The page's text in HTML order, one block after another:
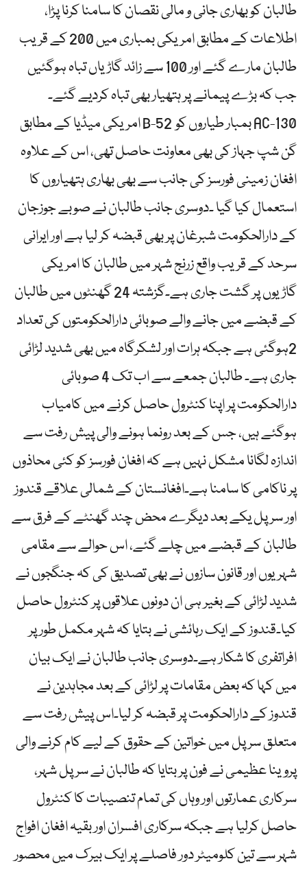
طالبان کو بھاری جانی و مالی نقصان کا سامنا کرنا پڑا،
اطلاعات کے مطابق امریکی بمباری میں 200 کے قریب
طالبان مارے گئے اور 100 سے زائد گاڑیاں تباہ ہوگئیں
جب کہ بڑے پیمانے پر ہتھیار بھی تباہ کردیے گئے۔
امریکی میڈیا کے مطابق B-52 بمبار طیاروں کو AC-130
گن شپ جہاز کی بھی معاونت حاصل تھی، اس کے علاوہ
افغان زمینی فورسز کی جانب سے بھی بھاری ہتھیاروں کا
استعمال کیا گیا ۔دوسری جانب طالبان نے صوبے جوزجان
کے دارالحکومت شبرغان پر بھی قبضہ کر لیا ہے اور ایرانی
سرحد کے قریب واقع زرنج شہر میں طالبان کا امریکی
گاڑیوں پر گشت جاری ہے۔گزشتہ 24 گھنٹوں میں طالبان
کے قبضے میں جانے والے صوبائی دارالحکومتوں کی تعداد
2ہوگئی ہے جبکہ ہرات اور لشکرگاہ میں بھی شدید لڑائی
جاری ہے۔ طالبان جمعے سے اب تک 4 صوبائی
دارالحکومت پر اپنا کنٹرول حاصل کرنے میں کامیاب
ہوگئے ہیں، جس کے بعد رونما ہونے والی پیش رفت سے
اندازہ لگانا مشکل نہیں ہے کہ افغان فورسز کو کئی محاذوں
پر ناکامی کا سامنا ہے۔افغانستان کے شمالی علاقے قندوز
اور سر پل یکے بعد دیگرے محض چند گھنٹے کے فرق سے
طالبان کے قبضے میں چلے گئے، اس حوالے سے مقامی
شہریوں اور قانون سازوں نے بھی تصدیق کی کہ جنگجوں نے
شدید لڑائی کے بغیر ہی ان دونوں علاقوں پر کنٹرول حاصل
کیا۔قندوز کے ایک رہائشی نے بتایا کہ شہر مکمل طور پر
افراتفری کا شکار ہے۔دوسری جانب طالبان نے ایک بیان
میں کہا کہ بعض مقامات پر لڑائی کے بعد مجاہدین نے
قندوز کے دارالحکومت پر قبضہ کر لیا۔اس پیش رفت سے
متعلق سرپل میں خواتین کے حقوق کے لیے کام کرنے والی
پروینا عظیمی نے فون پر بتایا کہ طالبان نے سرپل شہر،
سرکاری عمارتوں اور وہاں کی تمام تنصیبات کا کنٹرول
حاصل کرلیا ہے جبکہ سرکاری افسران اور بقیہ افغان افواج
شہر سے تین کلومیٹر دور فاصلے پر ایک بیرک میں محصور